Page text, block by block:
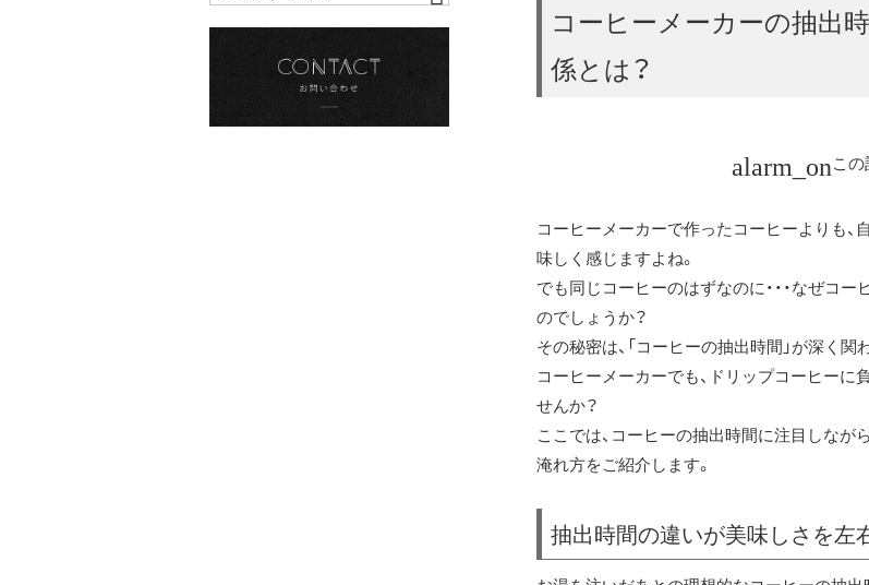
コーヒーメーカーの抽出
係とは？
こ
コーヒーメーカーで作ったコーヒーよりも
味しく感じますよね。
でも同じコーヒーのはずなのに・・・なぜコ
のでしょうか？
その秘密は、「コーヒーの抽出時間」が深く関
コーヒーメーカーでも、ドリップコーヒー
せんか？
ここでは、コーヒーの抽出時間に注目しな
淹れ方をご紹介します。
抽出時間の違いが美味しさを左